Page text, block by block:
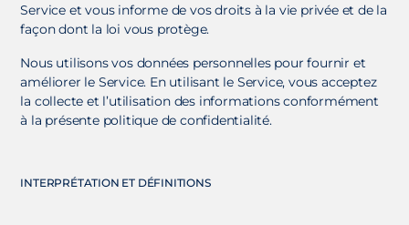
Service et vous informe de vos droits à la vie privée et de la
façon dont la loi vous protège.
Nous utilisons vos données personnelles pour fournir et
améliorer le Service. En utilisant le Service, vous acceptez
la collecte et l’utilisation des informations conformément
à la présente politique de confidentialité.
INTERPRÉTATION ET DÉFINITIONS